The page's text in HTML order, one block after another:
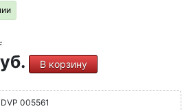
критика Джереми
а также краткими биографическими
в боксе композиторов.
о григорианском пении,
Карле Филиппе Эмануэле и
Перселле, Шарпантье, Рамо, И. С.
и Вивальди CD 21 - 33 посвящены
В корзину
005561